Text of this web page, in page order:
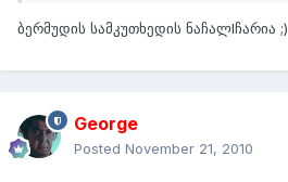
ბერმუდის სამკუთხედის ნაჩალIჩარია ;)
George
Posted November 21, 2010